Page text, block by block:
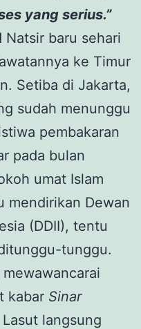
yang serius.”
Natsir baru sehari
ke Timur
Setiba di Jakarta,
sudah menunggu
pembakaran
pada bulan
umat Islam
mendirikan Dewan
(DDII), tentu
tunggu.
kabar Sinar
langsung